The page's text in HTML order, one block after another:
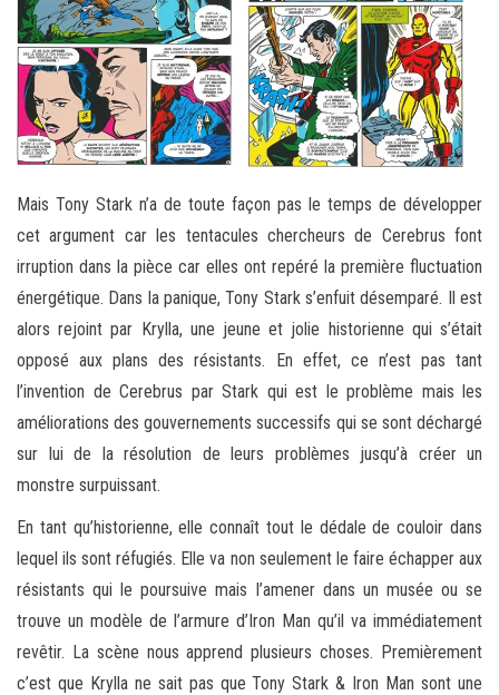
Mais Tony Stark n’a de toute façon pas le temps de développer
cet argument car les tentacules chercheurs de Cerebrus font
irruption dans la pièce car elles ont repéré la première fluctuation
énergétique. Dans la panique, Tony Stark s’enfuit désemparé. Il est
alors rejoint par Krylla, une jeune et jolie historienne qui s’était
opposé aux plans des résistants. En effet, ce n’est pas tant
l’invention de Cerebrus par Stark qui est le problème mais les
améliorations des gouvernements successifs qui se sont déchargé
sur lui de la résolution de leurs problèmes jusqu’à créer un
monstre surpuissant.
En tant qu’historienne, elle connaît tout le dédale de couloir dans
lequel ils sont réfugiés. Elle va non seulement le faire échapper aux
résistants qui le poursuive mais l’amener dans un musée ou se
trouve un modèle de l’armure d’Iron Man qu’il va immédiatement
revêtir. La scène nous apprend plusieurs choses. Premièrement
c’est que Krylla ne sait pas que Tony Stark & Iron Man sont une